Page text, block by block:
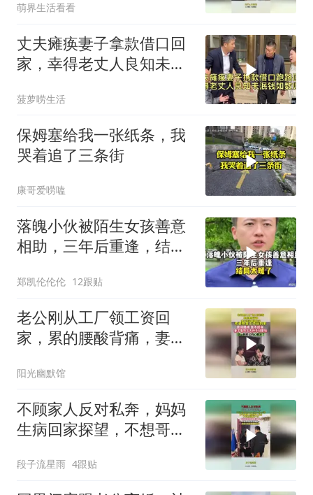
萌界生活看看
丈夫瘫痪妻子拿款借口回
家，幸得老丈人良知未泯
菠萝唠生活
保姆塞给我一张纸条，我
哭着追了三条街
康哥爱唠嗑
落魄小伙被陌生女孩善意
相助，三年后重逢，结局
郑凯伦伦伦 12跟贴
老公刚从工厂领工资回
家，累的腰酸背痛，妻子
阳光幽默馆
不顾家人反对私奔，妈妈
生病回家探望，不想哥哥
段子流星雨 4跟贴